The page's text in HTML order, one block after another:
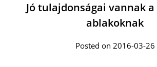
Jó tulajdonságai vannak
ablakoknak
Posted on 2016-03-26